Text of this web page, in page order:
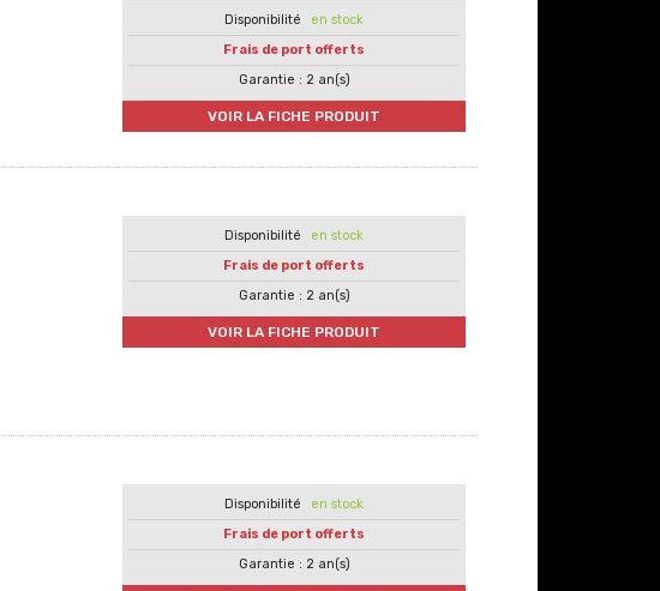
en stock
Frais de port offerts
Garantie : 2 an(s)
VOIR LA FICHE PRODUIT
en stock
Frais de port offerts
Garantie : 2 an(s)
VOIR LA FICHE PRODUIT
en stock
Frais de port offerts
Garantie : 2 an(s)